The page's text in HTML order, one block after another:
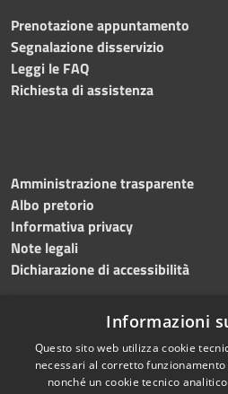
Prenotazione appuntamento
Segnalazione disservizio
Leggi le FAQ
Richiesta di assistenza
Amministrazione trasparente
Albo pretorio
Informativa privacy
Note legali
Dichiarazione di accessibilità
RSS
Accessibilità
Informazioni
Questo sito web utilizza cookie
necessari al corretto
nonché un cookie tecnico